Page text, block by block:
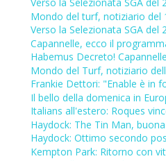
Mondo del turf, notiziario del
Verso la Selezionata SGA del
Capannelle, ecco il
Habemus Decreto!
Mondo del Turf, notiziario
Frankie Dettori: "Enable è in
Il bello della domenica in
Italians all'estero: Roques
Haydock: The Tin Man,
Haydock: Ottimo secondo
Kempton Park: Ritorno con